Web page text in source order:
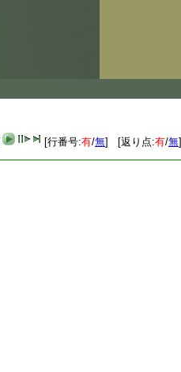
[行番号:有/無] [返り点:有/無]